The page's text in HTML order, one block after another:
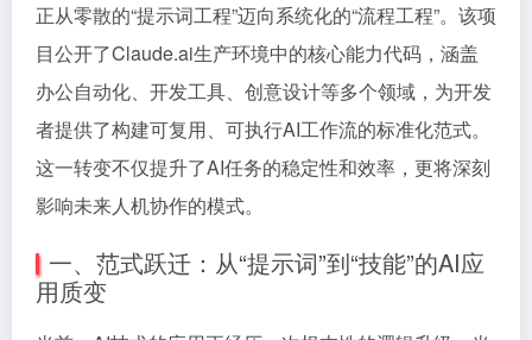
正从零散的“提示词工程”迈向系统化的“流程工程”。该项
目公开了Claude.ai生产环境中的核心能力代码，涵盖
办公自动化、开发工具、创意设计等多个领域，为开发
者提供了构建可复用、可执行AI工作流的标准化范式。
这一转变不仅提升了AI任务的稳定性和效率，更将深刻
影响未来人机协作的模式。
一、范式跃迁：从“提示词”到“技能”的AI应
用质变